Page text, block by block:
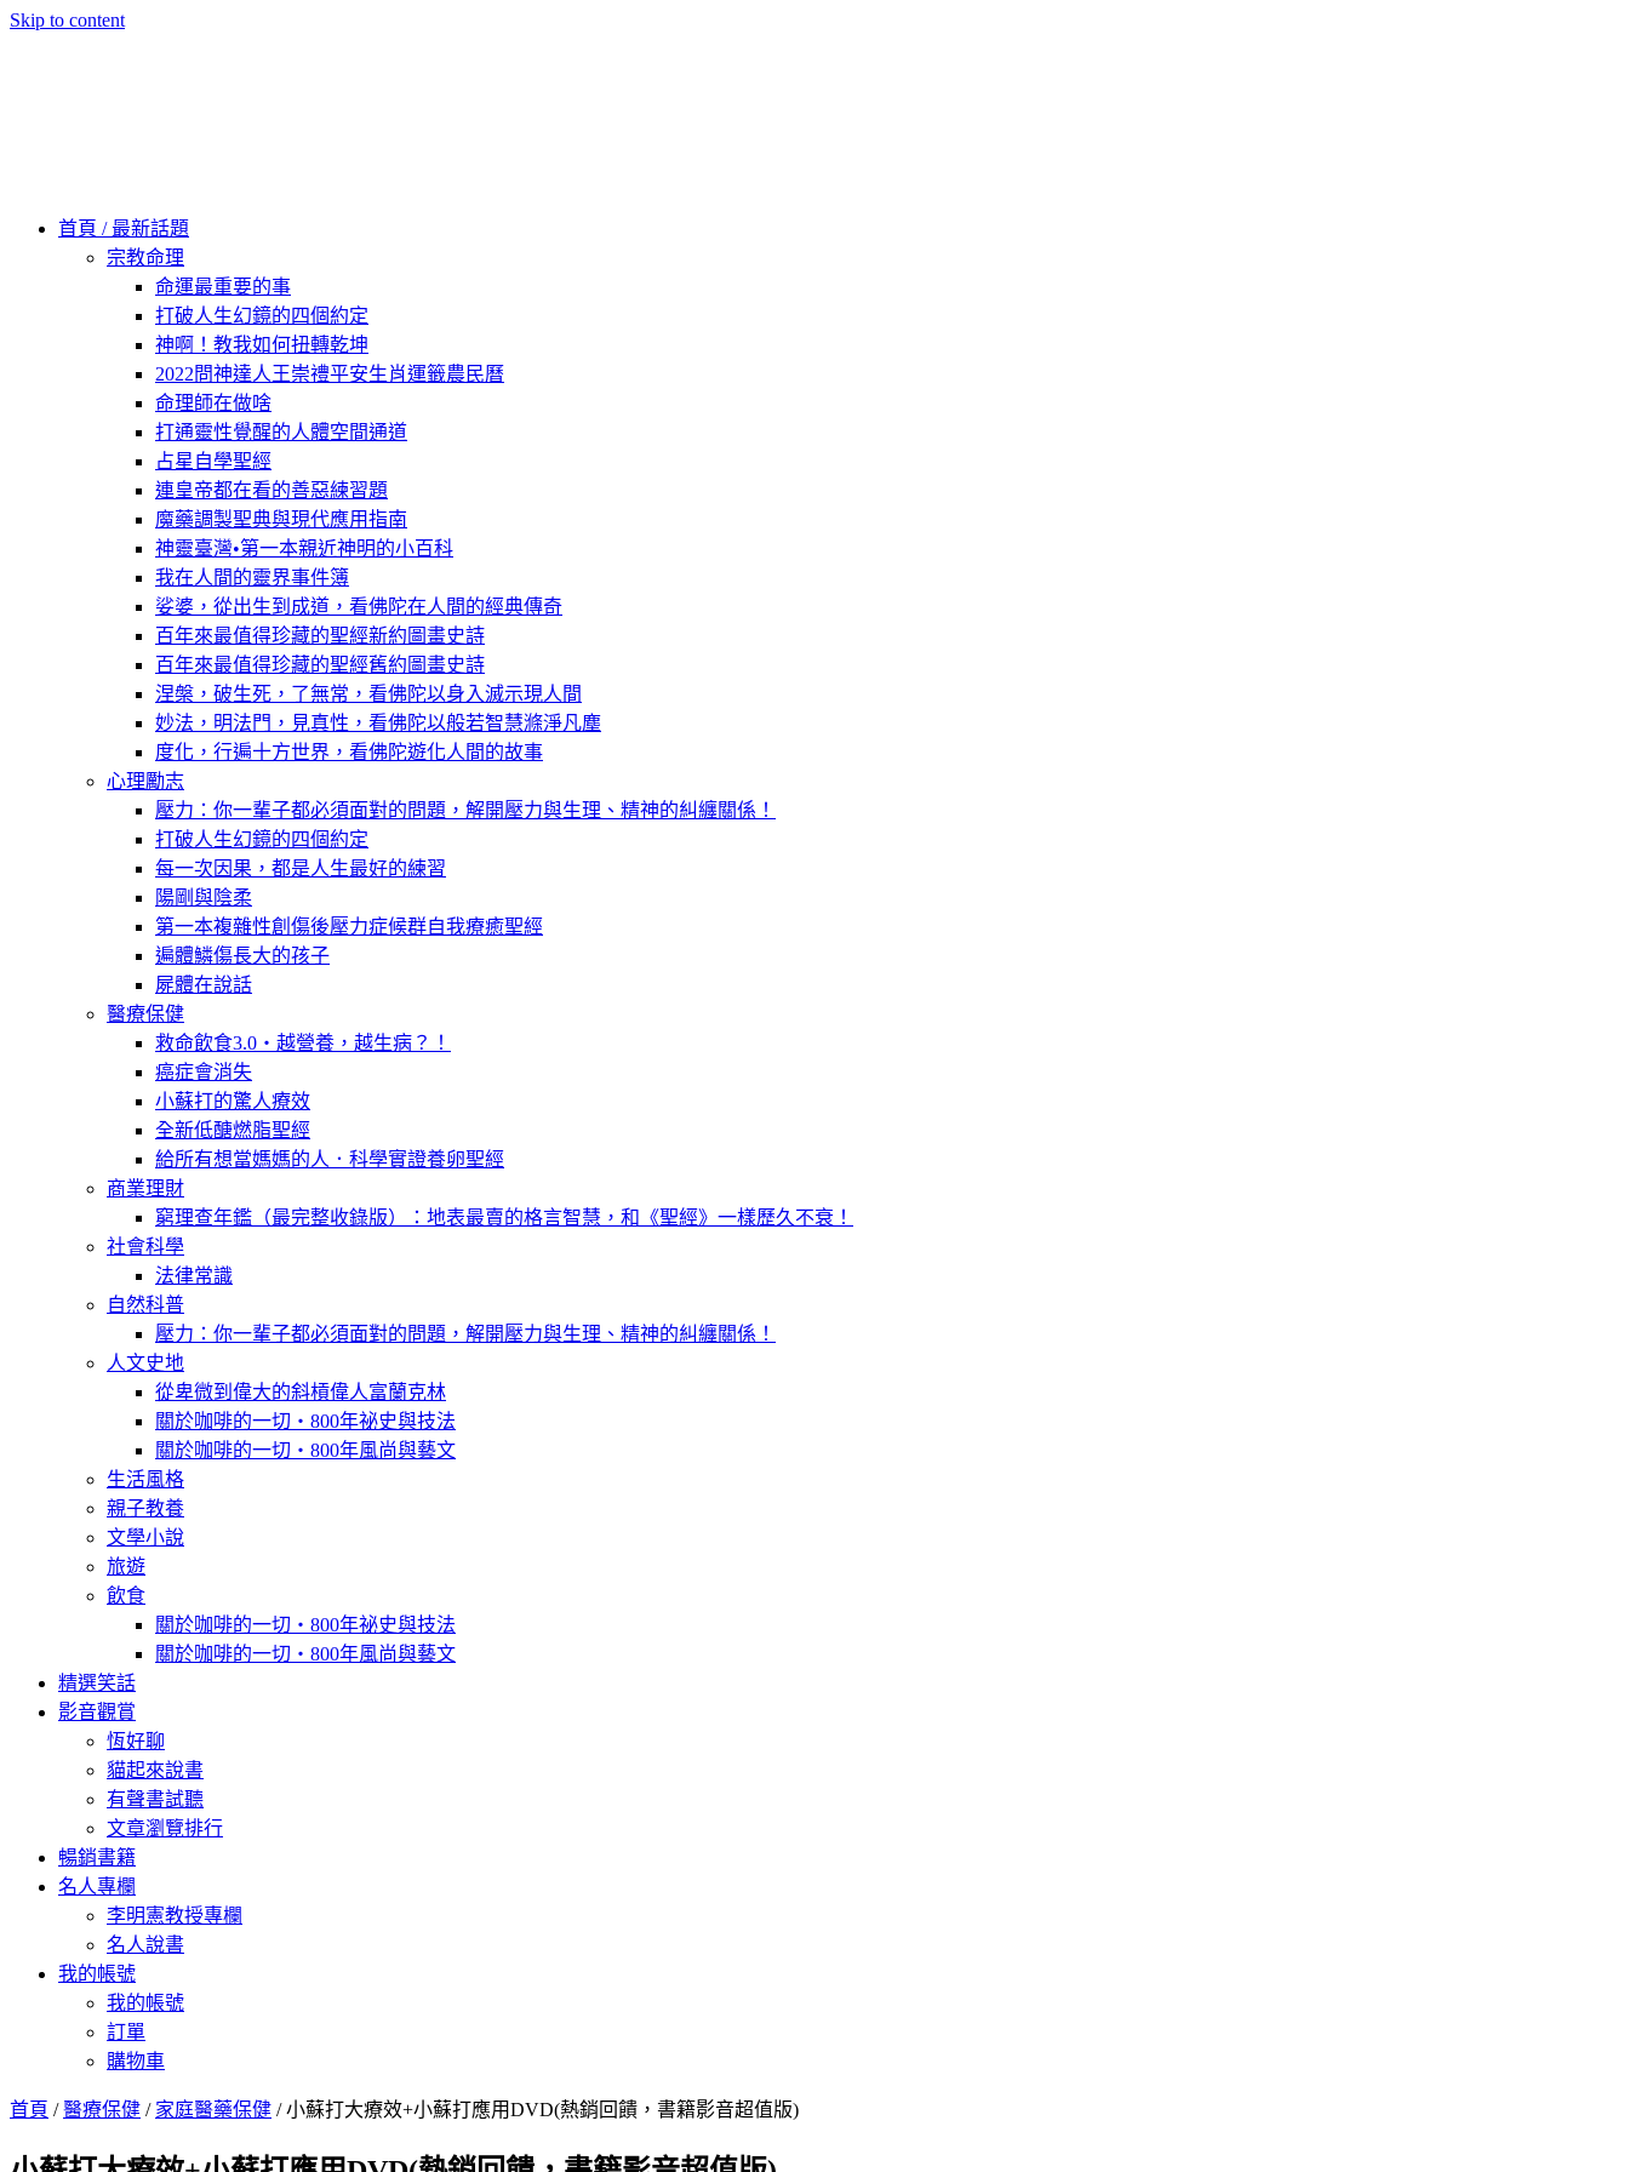
Skip to content
首頁 / 最新話題
宗教命理
命運最重要的事
打破人生幻鏡的四個約定
神啊！教我如何扭轉乾坤
2022問神達人王崇禮平安生肖運籤農民曆
命理師在做啥
打通靈性覺醒的人體空間通道
占星自學聖經
連皇帝都在看的善惡練習題
魔藥調製聖典與現代應用指南
神靈臺灣•第一本親近神明的小百科
我在人間的靈界事件簿
娑婆，從出生到成道，看佛陀在人間的經典傳奇
百年來最值得珍藏的聖經新約圖畫史詩
百年來最值得珍藏的聖經舊約圖畫史詩
涅槃，破生死，了無常，看佛陀以身入滅示現人間
妙法，明法門，見真性，看佛陀以般若智慧滌淨凡塵
度化，行遍十方世界，看佛陀遊化人間的故事
心理勵志
壓力：你一輩子都必須面對的問題，解開壓力與生理、精神的糾纏關係！
打破人生幻鏡的四個約定
每一次因果，都是人生最好的練習
陽剛與陰柔
第一本複雜性創傷後壓力症候群自我療癒聖經
遍體鱗傷長大的孩子
屍體在說話
醫療保健
救命飲食3.0‧越營養，越生病？！
癌症會消失
小蘇打的驚人療效
全新低醣燃脂聖經
給所有想當媽媽的人．科學實證養卵聖經
商業理財
窮理查年鑑（最完整收錄版）：地表最賣的格言智慧，和《聖經》一樣歷久不衰！
社會科學
法律常識
自然科普
壓力：你一輩子都必須面對的問題，解開壓力與生理、精神的糾纏關係！
人文史地
從卑微到偉大的斜槓偉人富蘭克林
關於咖啡的一切‧800年祕史與技法
關於咖啡的一切‧800年風尚與藝文
生活風格
親子教養
文學小說
旅遊
飲食
關於咖啡的一切‧800年祕史與技法
關於咖啡的一切‧800年風尚與藝文
精選笑話
影音觀賞
恆好聊
貓起來說書
有聲書試聽
文章瀏覽排行
暢銷書籍
名人專欄
李明憲教授專欄
名人說書
我的帳號
我的帳號
訂單
購物車
首頁 /醫療保健 / 家庭醫藥保健 / 小蘇打大療效+小蘇打應用DVD(熱銷回饋，書籍影音超值版)